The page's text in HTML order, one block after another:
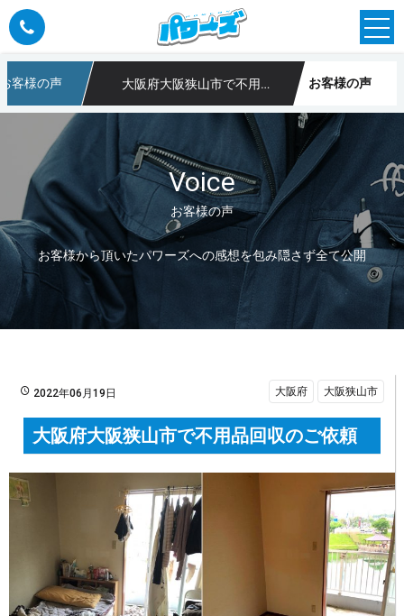
用品回収なら大阪のパワーズ
客様の声 大阪府大阪狭山市で不用品回収のご依頼 お客様の声
Voice
お客様の声
お客様から頂いたパワーズへの感想を包み隠さず全て公開
2022年06月19日 大阪府 大阪狭山市
大阪府大阪狭山市で不用品回収のご依頼